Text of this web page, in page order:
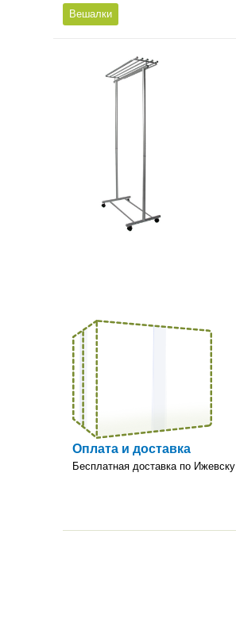
Вешалки
Оплата и доставка
Бесплатная доставка по Ижевску